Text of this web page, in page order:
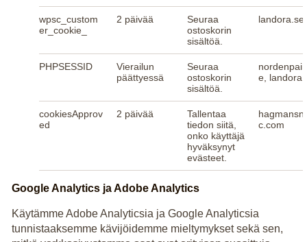
wpsc_custom
er_cookie_
2 päivää
Seuraa
ostoskorin
sisältöä.
landora.se
PHPSESSID
Vierailun
päättyessä
Seuraa
ostoskorin
sisältöä.
e,
cookiesApprov
ed
2 päivää
Tallentaa
tiedon siitä,
onko käyttäjä
hyväksynyt
evästeet.
c.com
Google Analytics ja Adobe Analytics
Käytämme Adobe Analyticsia ja Google Analyticsia
tunnistaaksemme kävijöidemme mieltymykset sekä sen,